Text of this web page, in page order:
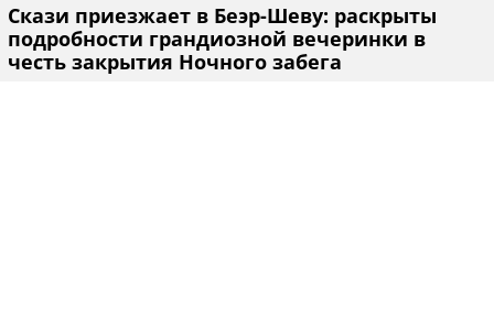
Скази приезжает в Беэр-Шеву: раскрыты
подробности грандиозной вечеринки в
честь закрытия Ночного забега